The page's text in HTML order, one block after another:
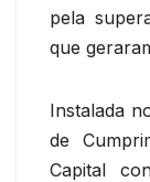
pela
que
Instalada
de
Capital